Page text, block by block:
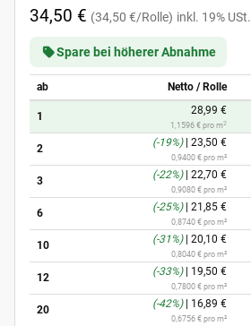
34,50 € (34,50 €/Rolle) inkl. 19% USt.
Spare bei höherer Abnahme
ab Netto / Rolle
1 28,99 €
1,1596 € pro m2
2 (-19%) 23,50 €
0,9400 € pro m²
3 (-22%) 22,70 €
0,9080 € pro m²
6 (-25%) 21,85 €
0,8740 € pro m²
10 (-31%) 20,10 €
0,8040 € pro m²
12 (-33%) 19,50 €
0,7800 € pro m²
20 (-42%) 16,89 €
0,6756 € pro m²